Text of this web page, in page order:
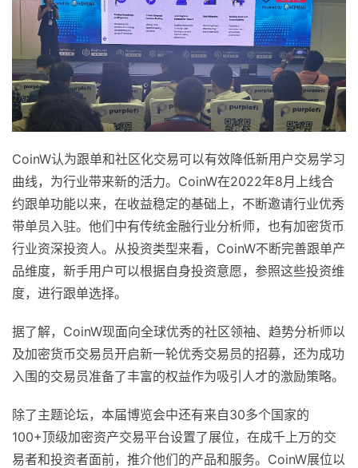
CoinW认为跟单和社区化交易可以有效降低新用户交易学习
曲线，为行业带来新的活力。CoinW在2022年8月上线合
约跟单功能以来，在收益稳定的基础上，不断邀请行业优秀
带单员入驻。他们中有传统金融行业分析师，也有加密货币
行业资深投资人。从投资类型来看，CoinW不断完善跟单产
品维度，新手用户可以根据自身投资意愿，参照这些投资维
度，进行跟单选择。
据了解，CoinW现面向全球优秀的社区领袖、趋势分析师以
及加密货币交易员开启新一轮优秀交易员的招募，还为成功
入围的交易员准备了丰富的权益作为吸引人才的激励策略。
除了主题论坛，本届博览会中还有来自30多个国家的
100+顶级加密资产交易平台设置了展位，在成千上万的交
易者和投资者面前，推介他们的产品和服务。CoinW展位以